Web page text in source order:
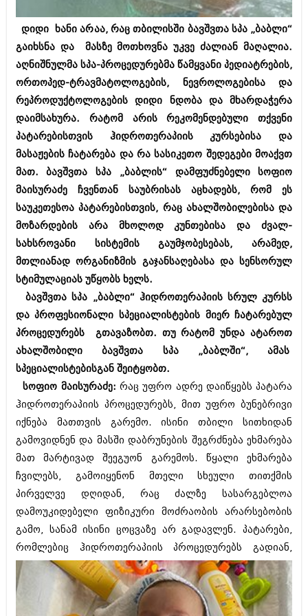
ავტორჩევები
ბელადები
ბიზნესსიახლეები
გვარები
თემიდას სასწორი
იუმორი
კალეიდოსკოპი
ჰოროსკოპი და შეუცნობელი
კრიმინალი
რომანი და დეტექტივი
სახალისო ამბები
შოუბიზნესი
დაიჯესტი
ქალი და მამაკაცი
ისტორია
სხვადასხვა
ანონსი
არქივი
აგვისტო 2018 (162)
ივლისი 2018 (223)
ივნისი 2018 (244)
მაისი 2018 (211)
აპრილი 2018 (194)
მარტი 2018 (256)
თებერვალი 2018 (208)
იანვარი 2018 (215)
გვარები
თემიდას სასწორი
იუმორი
კალეიდოსკოპი
ჰოროსკოპი და შეუცნობელი
კრიმინალი
რომანი და დეტექტივი
სახალისო ამბები
შოუბიზნესი
დაიჯესტი
ქალი და მამაკაცი
ისტორია
სხვადასხვა
ანონსი
ნოემბერი 2020 (103)
ოქტომბერი 2020 (209)
სექტემბერი 2020 (204)
აგვისტო 2020 (249)
ივლისი 2020 (204)
ივნისი 2020 (249)
არქივის ზომის ნახვა
დიდი ხანი არაა, რაც თბილისში ბავშვთა სპა „ბაბლი“
გაიხსნა და მასზე მოთხოვნა უკვე ძალიან მაღალია.
აღნიშნულმა სპა-პროცედურებმა წამყვანი პედიატრების,
ორთოპედ-ტრავმატოლოგების, ნევროლოგებისა და
რეპროდუქტოლოგების დიდი ნდობა და მხარდაჭერა
დაიმსახურა. რატომ არის რეკომენდებული თქვენი
პატარებისთვის ჰიდროთერაპიის კურსებისა და
მასაჟების ჩატარება და რა სასიკეთო შედეგები მოაქვთ
მათ. ბავშვთა სპა „ბაბლის“ დამფუძნებელი სოფიო
მაისურაძე ჩვენთან საუბრისას აცხადებს, რომ ეს
საუკეთესოა პატარებისთვის, რაც ახალშობილებისა და
მოზარდების არა მხოლოდ კუნთებისა და ძვალ-
სახსროვანი სისტემის გაუმჯობესებას, არამედ,
მთლიანად ორგანიზმის გაჯანსაღებასა და სენსორულ
სტიმულაციას უწყობს ხელს.
ბავშვთა სპა „ბაბლი“ ჰიდროთერაპიის სრულ კურსს
და პროფესიონალი სპეციალისტების მიერ ჩატარებულ
პროცედურებს გთავაზობთ. თუ რატომ უნდა ატაროთ
ახალშობილი ბავშვთა სპა „ბაბლში“, ამას
სპეციალისტებისგან შეიტყობთ.
სოფიო მაისურაძე: რაც უფრო ადრე დაიწყებს პატარა
ჰიდროთერაპიის პროცედურებს, მით უფრო ბუნებრივი
იქნება მათთვის გარემო. ისინი თბილი სითხიდან
გამოვიდნენ და მასში დაბრუნების შეგრძნება ეხმარება
მათ მარტივად შეეგუონ გარემოს. წყალი ეხმარება
ჩვილებს, გამოიყენონ მთელი სხეული თითქმის
პირველვე დღიდან, რაც ძალზე სასარგებლოა
დამოუკიდებელი ფიზიკური მოძრაობის არარსებობის
გამო, სანამ ისინი ცოცვაზე არ გადავლენ. პატარები,
რომლებიც ჰიდროთერაპიისპროცედურებს გადიან,